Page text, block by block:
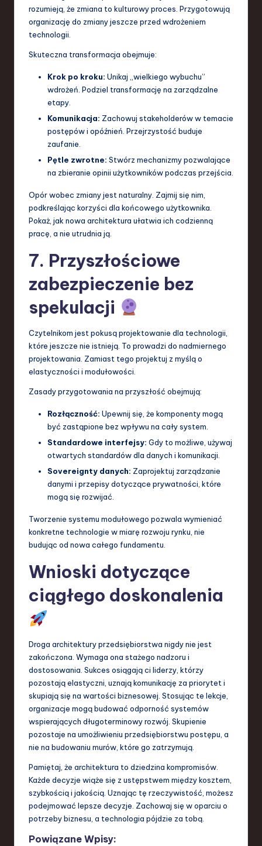
rozumieją, że zmiana to kulturowy proces. Przygotowują
organizację do zmiany jeszcze przed wdrożeniem
technologii.
Skuteczna transformacja obejmuje:
Krok po kroku: Unikaj „wielkiego wybuchu”
wdrożeń. Podziel transformację na zarządzalne
etapy.
Komunikacja: Zachowuj stakeholderów w temacie
postępów i opóźnień. Przejrzystość buduje
zaufanie.
Pętle zwrotne: Stwórz mechanizmy pozwalające
na zbieranie opinii użytkowników podczas przejścia.
Opór wobec zmiany jest naturalny. Zajmij się nim,
podkreślając korzyści dla końcowego użytkownika.
Pokaż, jak nowa architektura ułatwia ich codzienną
pracę, a nie utrudnia ją.
7. Przyszłościowe
zabezpieczenie bez
spekulacji
Czytelnikom jest pokusą projektowanie dla technologii,
które jeszcze nie istnieją. To prowadzi do nadmiernego
projektowania. Zamiast tego projektuj z myślą o
elastyczności i modułowości.
Zasady przygotowania na przyszłość obejmują:
Rozłączność: Upewnij się, że komponenty mogą
być zastąpione bez wpływu na cały system.
Standardowe interfejsy: Gdy to możliwe, używaj
otwartych standardów dla danych i komunikacji.
Sovereignty danych: Zaprojektuj zarządzanie
danymi i przepisy dotyczące prywatności, które
mogą się rozwijać.
Tworzenie systemu modułowego pozwala wymieniać
konkretne technologie w miarę rozwoju rynku, nie
budując od nowa całego fundamentu.
Wnioski dotyczące
ciągłego doskonalenia
Droga architektury przedsiębiorstwa nigdy nie jest
zakończona. Wymaga ona stażego nadzoru i
dostosowania. Sukces osiągają ci liderzy, którzy
pozostają elastyczni, uznają komunikację za priorytet i
skupiają się na wartości biznesowej. Stosując te lekcje,
organizacje mogą budować odporność systemów
wspierających długoterminowy rozwój. Skupienie
pozostaje na umożliwieniu przedsiębiorstwu postępu, a
nie na budowaniu murów, które go zatrzymują.
Pamiętaj, że architektura to dziedzina kompromisów.
Każde decyzje wiąże się z ustępstwem między kosztem,
szybkością i jakością. Uznając tę rzeczywistość, możesz
podejmować lepsze decyzje. Zachowaj się w oparciu o
potrzeby biznesu, a technologia pójdzie za tobą.
Powiązane Wpisy: